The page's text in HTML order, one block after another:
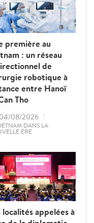
première au
: un réseau
de
robotique à
entre Hanoï
Tho
04/08/2026
DANS LA
ÈRE
localités appelées à